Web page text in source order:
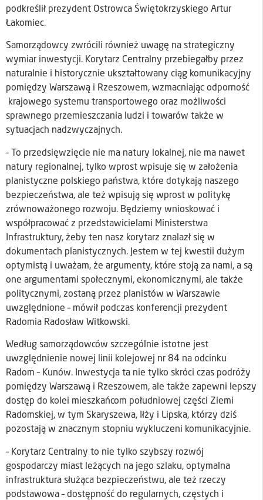
podkreślił prezydent Ostrowca Świętokrzyskiego Artur
Łakomiec.
Samorządowcy zwrócili również uwagę na strategiczny
wymiar inwestycji. Korytarz Centralny przebiegałby przez
naturalnie i historycznie ukształtowany ciąg komunikacyjny
pomiędzy Warszawą i Rzeszowem, wzmacniając odporność
krajowego systemu transportowego oraz możliwości
sprawnego przemieszczania ludzi i towarów także w
sytuacjach nadzwyczajnych.
– To przedsięwzięcie nie ma natury lokalnej, nie ma nawet
natury regionalnej, tylko wprost wpisuje się w założenia
planistyczne polskiego państwa, które dotykają naszego
bezpieczeństwa, ale też wpisują się wprost w politykę
zrównoważonego rozwoju. Będziemy wnioskować i
współpracować z przedstawicielami Ministerstwa
Infrastruktury, żeby ten nasz korytarz znalazł się w
dokumentach planistycznych. Jestem w tej kwestii dużym
optymistą i uważam, że argumenty, które stoją za nami, a są
one argumentami społecznymi, ekonomicznymi, ale także
politycznymi, zostaną przez planistów w Warszawie
uwzględnione – mówił podczas konferencji prezydent
Radomia Radosław Witkowski.
Według samorządowców szczególnie istotne jest
uwzględnienie nowej linii kolejowej nr 84 na odcinku
Radom – Kunów. Inwestycja ta nie tylko skróci czas podróży
pomiędzy Warszawą i Rzeszowem, ale także zapewni lepszy
dostęp do kolei mieszkańcom południowej części Ziemi
Radomskiej, w tym Skaryszewa, Iłży i Lipska, którzy dziś
pozostają w znacznym stopniu wykluczeni komunikacyjnie.
– Korytarz Centralny to nie tylko szybszy rozwój
gospodarczy miast leżących na jego szlaku, optymalna
infrastruktura służąca bezpieczeństwu, ale też rzeczy
podstawowa – dostępność do regularnych, częstych i